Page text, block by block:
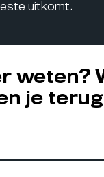
uitkomt.
weten?
je